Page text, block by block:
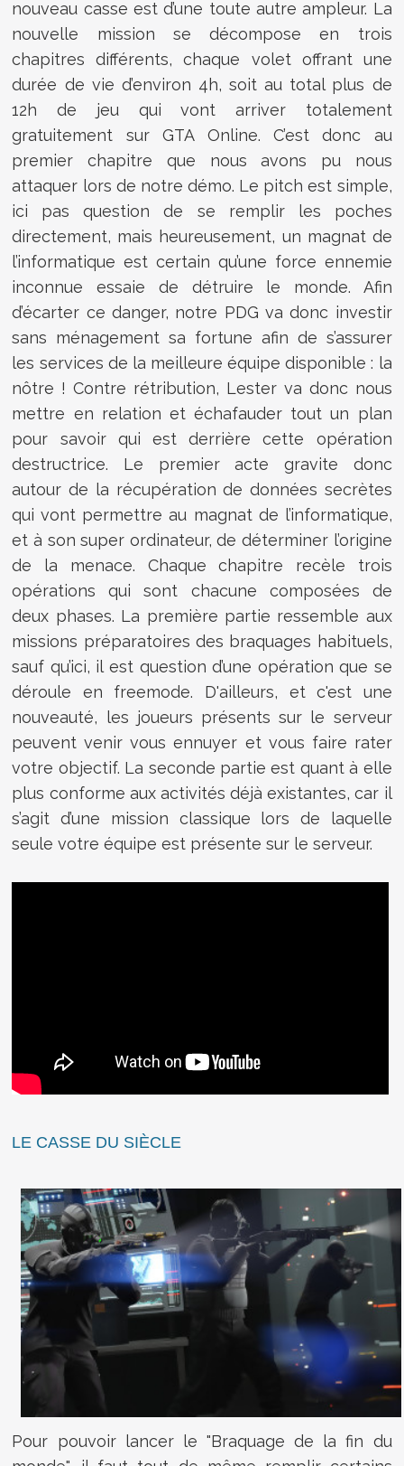
nouveau casse est d’une toute autre ampleur. La
nouvelle mission se décompose en trois
chapitres différents, chaque volet offrant une
durée de vie d’environ 4h, soit au total plus de
12h de jeu qui vont arriver totalement
gratuitement sur GTA Online. C’est donc au
premier chapitre que nous avons pu nous
attaquer lors de notre démo. Le pitch est simple,
ici pas question de se remplir les poches
directement, mais heureusement, un magnat de
l’informatique est certain qu’une force ennemie
inconnue essaie de détruire le monde. Afin
d’écarter ce danger, notre PDG va donc investir
sans ménagement sa fortune afin de s’assurer
les services de la meilleure équipe disponible : la
nôtre ! Contre rétribution, Lester va donc nous
mettre en relation et échafauder tout un plan
pour savoir qui est derrière cette opération
destructrice. Le premier acte gravite donc
autour de la récupération de données secrètes
qui vont permettre au magnat de l’informatique,
et à son super ordinateur, de déterminer l’origine
de la menace. Chaque chapitre recèle trois
opérations qui sont chacune composées de
deux phases. La première partie ressemble aux
missions préparatoires des braquages habituels,
sauf qu’ici, il est question d’une opération que se
déroule en freemode. D'ailleurs, et c'est une
nouveauté, les joueurs présents sur le serveur
peuvent venir vous ennuyer et vous faire rater
votre objectif. La seconde partie est quant à elle
plus conforme aux activités déjà existantes, car il
s’agit d’une mission classique lors de laquelle
seule votre équipe est présente sur le serveur.
LE CASSE DU SIÈCLE
Pour pouvoir lancer le "Braquage de la fin du